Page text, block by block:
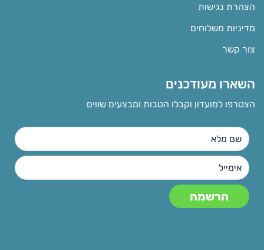
הצהרת נגישות
מדיניות משלוחים
צור קשר
השארו מעודכנים
הצטרפו למועדון וקבלו הטבות ומבצעים שווים